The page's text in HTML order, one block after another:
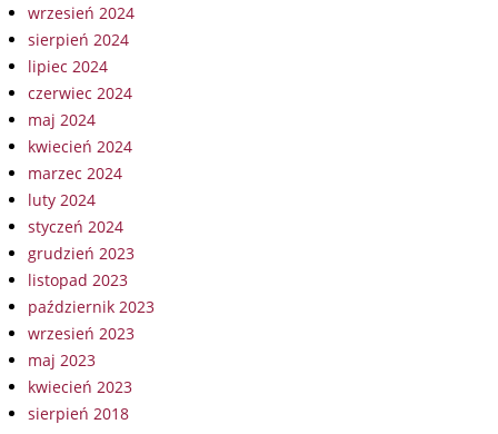
wrzesień 2024
sierpień 2024
lipiec 2024
czerwiec 2024
maj 2024
kwiecień 2024
marzec 2024
luty 2024
styczeń 2024
grudzień 2023
listopad 2023
październik 2023
wrzesień 2023
maj 2023
kwiecień 2023
sierpień 2018